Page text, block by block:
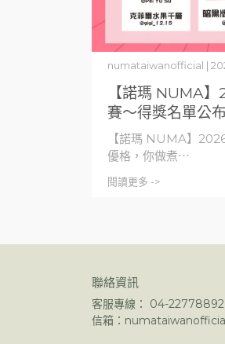
【諾瑪 NUMA
賽～得獎名單公布
numataiwanofficial |
【諾瑪 NUMA】
優格，你做煮⋯
閱讀更多 ->
聯絡資訊
客服專線： 04-
信箱：